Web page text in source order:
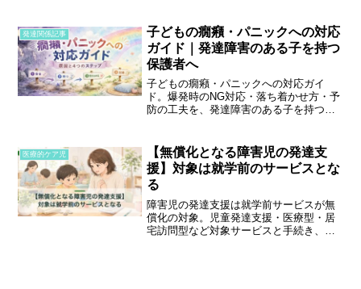
発達関係記事
子どもの癇癪・パニックへの対応
ガイド｜発達障害のある子を持つ
保護者へ
子どもの癇癪・パニックへの対応ガイ
ド。爆発時のNG対応・落ち着かせ方・予
防の工夫を、発達障害のある子を持つ保
医療的ケア児
【無償化となる障害児の発達支
援】対象は就学前のサービスとな
る
障害児の発達支援は就学前サービスが無
償化の対象。児童発達支援・医療型・居
宅訪問型など対象サービスと手続き、注